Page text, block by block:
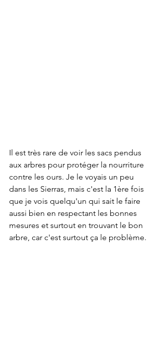
Il est très rare de voir les sacs pendus
aux arbres pour protéger la nourriture
contre les ours. Je le voyais un peu
dans les Sierras, mais c'est la 1ère fois
que je vois quelqu'un qui sait le faire
aussi bien en respectant les bonnes
mesures et surtout en trouvant le bon
arbre, car c'est surtout ça le problème.